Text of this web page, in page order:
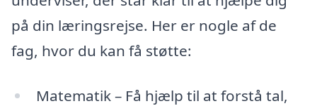
på din læringsrejse. Her er nogle af de
fag, hvor du kan få støtte:
Matematik – Få hjælp til at forstå tal,